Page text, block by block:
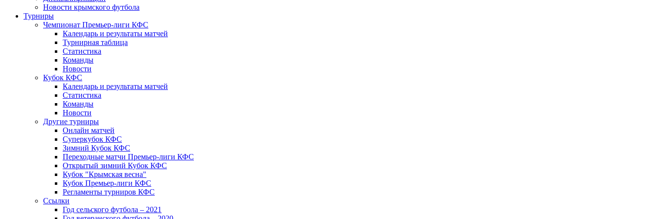
Новости крымского футбола
Турниры
Чемпионат Премьер-лиги КФС
Календарь и результаты матчей
Турнирная таблица
Статистика
Команды
Новости
Кубок КФС
Календарь и результаты матчей
Статистика
Команды
Новости
Другие турниры
Онлайн матчей
Суперкубок КФС
Зимний Кубок КФС
Переходные матчи Премьер-лиги КФС
Открытый зимний Кубок КФС
Кубок "Крымская весна"
Кубок Премьер-лиги КФС
Регламенты турниров КФС
Ссылки
Год сельского футбола – 2021